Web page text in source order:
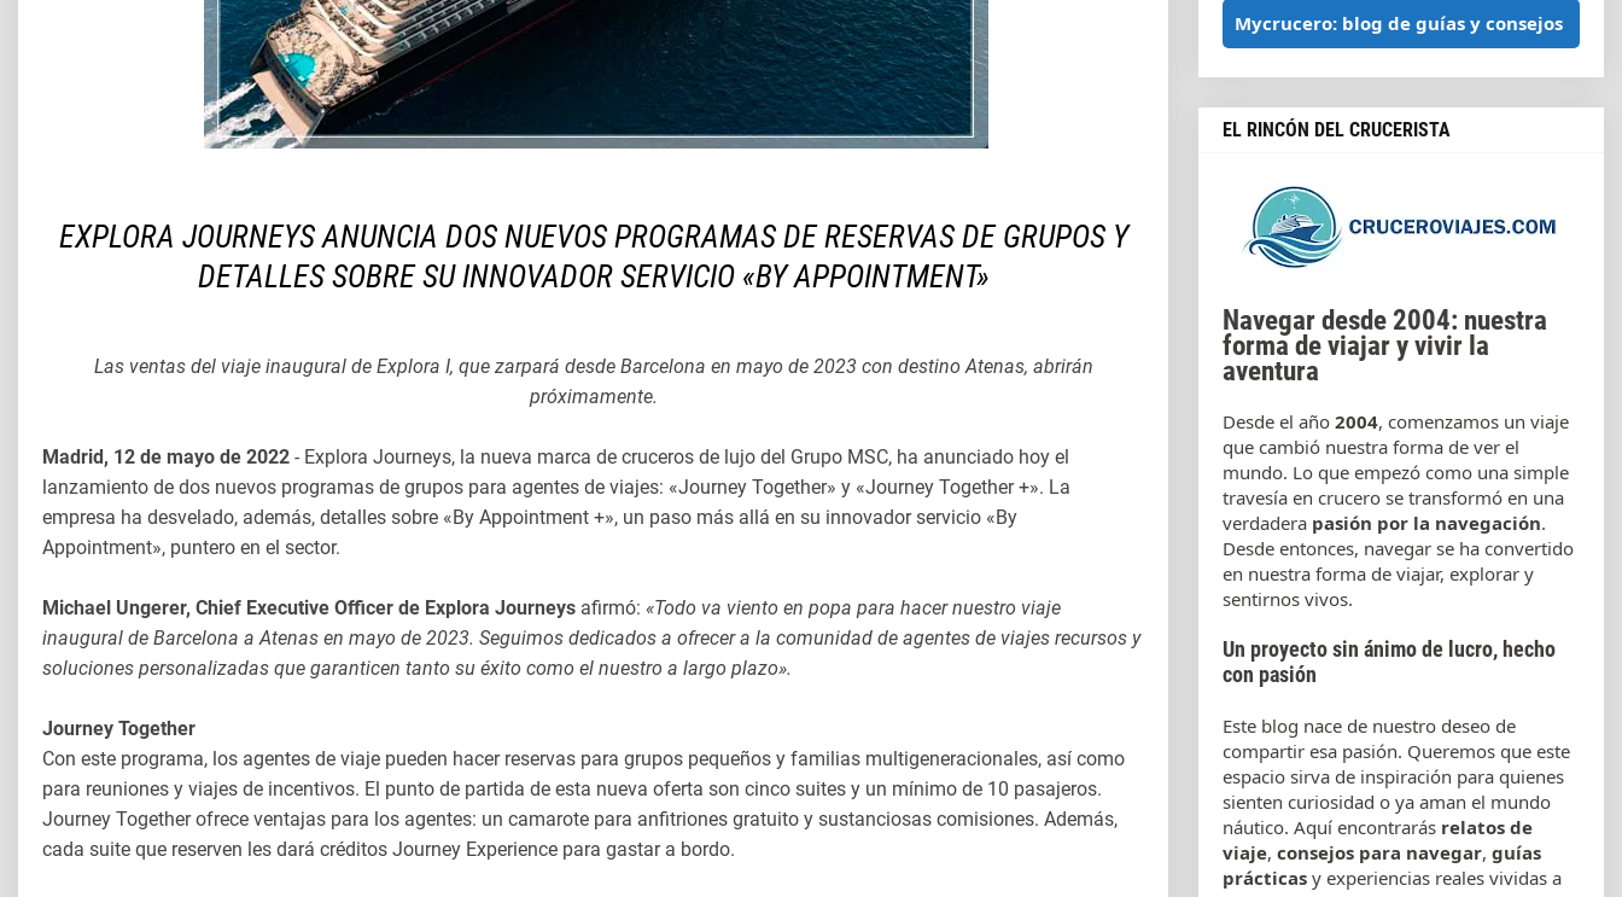
EXPLORA JOURNEYS ANUNCIA DOS NUEVOS PROGRAMAS DE RESERVAS DE GRUPOS Y
DETALLES SOBRE SU INNOVADOR SERVICIO «BY APPOINTMENT»
Las ventas del viaje inaugural de Explora I, que zarpará desde Barcelona en mayo de 2023 con destino Atenas, abrirán
próximamente.
Madrid, 12 de mayo de 2022 - Explora Journeys, la nueva marca de cruceros de lujo del Grupo MSC, ha anunciado hoy el
lanzamiento de dos nuevos programas de grupos para agentes de viajes: «Journey Together» y «Journey Together +». La
empresa ha desvelado, además, detalles sobre «By Appointment +», un paso más allá en su innovador servicio «By
Appointment», puntero en el sector.
Michael Ungerer, Chief Executive Officer de Explora Journeys afirmó: «Todo va viento en popa para hacer nuestro viaje
inaugural de Barcelona a Atenas en mayo de 2023. Seguimos dedicados a ofrecer a la comunidad de agentes de viajes recursos y
soluciones personalizadas que garanticen tanto su éxito como el nuestro a largo plazo».
Journey Together
Con este programa, los agentes de viaje pueden hacer reservas para grupos pequeños y familias multigeneracionales, así como
para reuniones y viajes de incentivos. El punto de partida de esta nueva oferta son cinco suites y un mínimo de 10 pasajeros.
Journey Together ofrece ventajas para los agentes: un camarote para anfitriones gratuito y sustanciosas comisiones. Además,
cada suite que reserven les dará créditos Journey Experience para gastar a bordo.
Mycrucero: blog de guías y consejos
EL RINCÓN DEL CRUCERISTA
Navegar desde 2004: nuestra
forma de viajar y vivir la
aventura
Desde el año 2004, comenzamos un viaje
que cambió nuestra forma de ver el
mundo. Lo que empezó como una simple
travesía en crucero se transformó en una
verdadera pasión por la navegación.
Desde entonces, navegar se ha convertido
en nuestra forma de viajar, explorar y
sentirnos vivos.
Un proyecto sin ánimo de lucro, hecho
con pasión
Este blog nace de nuestro deseo de
compartir esa pasión. Queremos que este
espacio sirva de inspiración para quienes
sienten curiosidad o ya aman el mundo
náutico. Aquí encontrarás relatos de
viaje, consejos para navegar, guías
prácticas y experiencias reales vividas a